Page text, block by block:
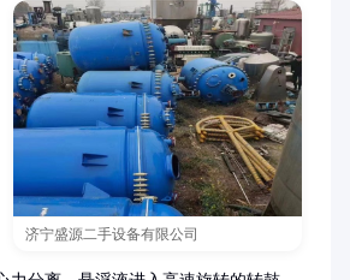
济宁盛源二手设备有限公司